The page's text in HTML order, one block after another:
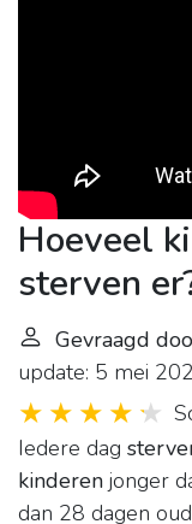
Hoeveel
sterven
Gevraagd
update: 5 mei
Iedere dag
kinderen jonger
dan 28 dagen